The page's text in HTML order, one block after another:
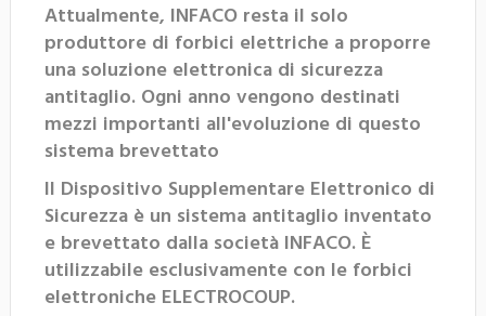
Attualmente, INFACO resta il solo
produttore di forbici elettriche a proporre
una soluzione elettronica di sicurezza
antitaglio. Ogni anno vengono destinati
mezzi importanti all'evoluzione di questo
sistema brevettato
Il Dispositivo Supplementare Elettronico di
Sicurezza è un sistema antitaglio inventato
e brevettato dalla società INFACO. È
utilizzabile esclusivamente con le forbici
elettroniche ELECTROCOUP.